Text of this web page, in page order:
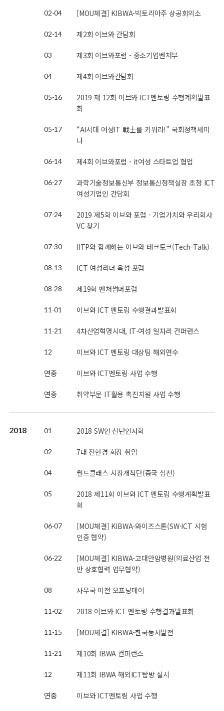
02-04 [MOU체결] KIBWA-빅토리아주 상공회의소
02-14 제2회 이브와 간담회
03 제3회 이브와포럼 - 중소기업벤처부
04 제4회 이브와간담회
05-16
2019 제 12회 이브와 ICT멘토링 수행계획발표
회
05-17
“AI시대 여성IT 戰士를 키워라!” 국회정책세미
나
06-14 제4회 이브와포럼 - it여성 스타트업 협업
06-27
과학기술정보통신부 정보통신정책실장 초청 ICT
여성기업인 간담회
07-24
2019 제5회 이브와 포럼 - 기업가치와 우리회사
VC 찾기
07-30 IITP와 함께하는 이브와 테크토크(Tech-Talk)
08-13 ICT 여성리더 육성 포럼
08-28 제19회 벤처썸머포럼
11-01 이브와 ICT 멘토링 수행결과발표회
11-21 4차산업혁명시대, IT-여성 일자리 컨퍼런스
12 이브와 ICT 멘토링 대상팀 해외연수
연중 이브와 ICT멘토링 사업 수행
연중 취약부문 IT활용 촉진지원 사업 수행
2018 01 2018 SW인 신년인사회
02 7대 전현경 회장 취임
04 월드클래스 시장개척단(중국 심천)
05
2018 제11회 이브와 ICT 멘토링 수행계획발표
회
06-07
[MOU체결] KIBWA-와이즈스톤(SW·ICT 시험
인증 협약)
06-22
[MOU체결] KIBWA-고대안암병원(의료산업 전
반 상호협력 업무협약)
08 사무국 이전 오프닝데이
11-02 2018 이브와 ICT 멘토링 수행결과발표회
11-15 [MOU체결] KIBWA-한국동서발전
11-21 제10회 IBWA 컨퍼런스
12 제11회 IBWA 해외ICT탐방 실시
연중 이브와 ICT멘토링 사업 수행